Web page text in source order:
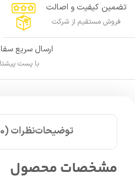
تضمین کیفیت و اصالت
فروش مستقیم از شرکت
ارسال سریع
با پست
توضیحاتنظرات (0)
مشخصات محصول